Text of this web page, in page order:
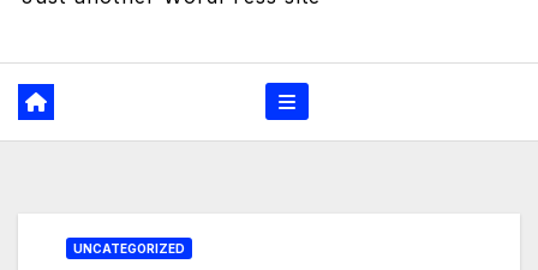
UNCATEGORIZED